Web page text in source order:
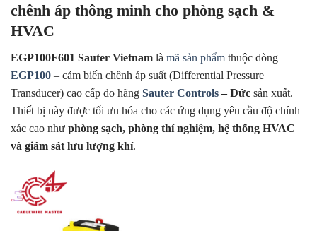
chênh áp thông minh cho phòng sạch &
HVAC
EGP100F601 Sauter Vietnam là mã sản phẩm thuộc dòng
EGP100 – cảm biến chênh áp suất (Differential Pressure
Transducer) cao cấp do hãng Sauter Controls– Đức sản xuất.
Thiết bị này được tối ưu hóa cho các ứng dụng yêu cầu độ chính
xác cao như phòng sạch, phòng thí nghiệm, hệ thống HVAC
và giám sát lưu lượng khí.